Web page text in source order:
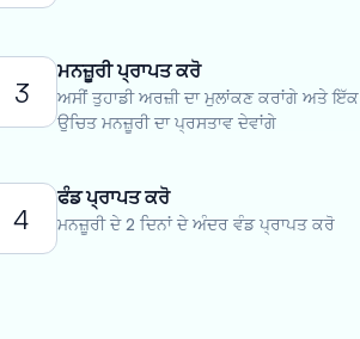
3
ਮਨਜ਼ੂਰੀ ਪ੍ਰਾਪਤ ਕਰੋ
ਅਸੀਂ ਤੁਹਾਡੀ ਅਰਜ਼ੀ ਦਾ ਮੁਲਾਂਕਣ ਕਰਾਂਗੇ ਅਤੇ ਇੱਕ
ਉਚਿਤ ਮਨਜ਼ੂਰੀ ਦਾ ਪ੍ਰਸਤਾਵ ਦੇਵਾਂਗੇ
4
ਫੰਡ ਪ੍ਰਾਪਤ ਕਰੋ
ਮਨਜ਼ੂਰੀ ਦੇ 2 ਦਿਨਾਂ ਦੇ ਅੰਦਰ ਵੰਡ ਪ੍ਰਾਪਤ ਕਰੋ